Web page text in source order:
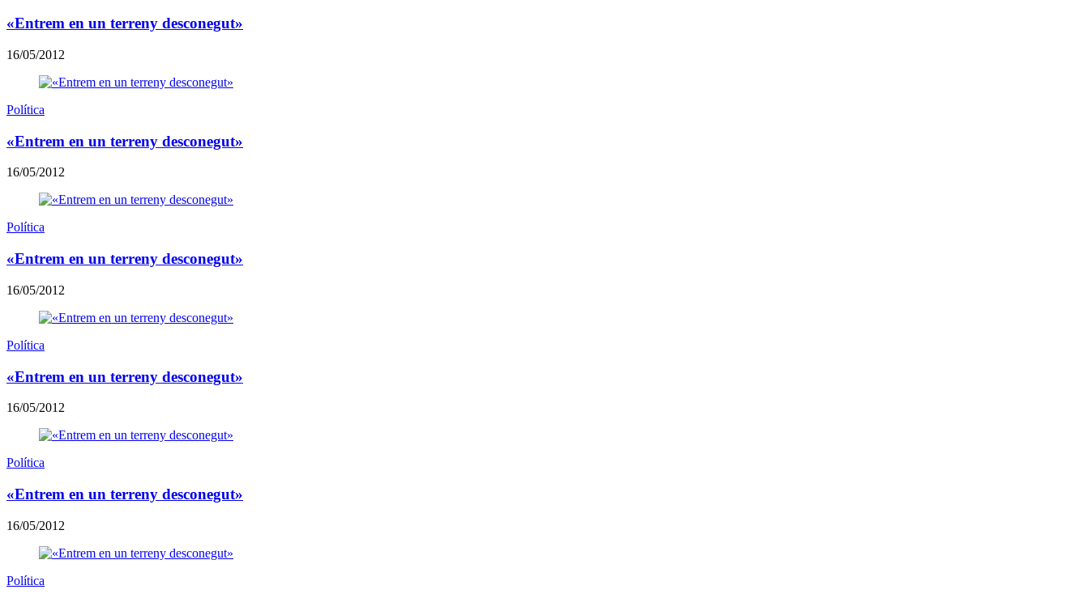
«Entrem en un terreny desconegut»
16/05/2012
Política
«Entrem en un terreny desconegut»
16/05/2012
Política
«Entrem en un terreny desconegut»
16/05/2012
Política
«Entrem en un terreny desconegut»
16/05/2012
Política
«Entrem en un terreny desconegut»
16/05/2012
Política